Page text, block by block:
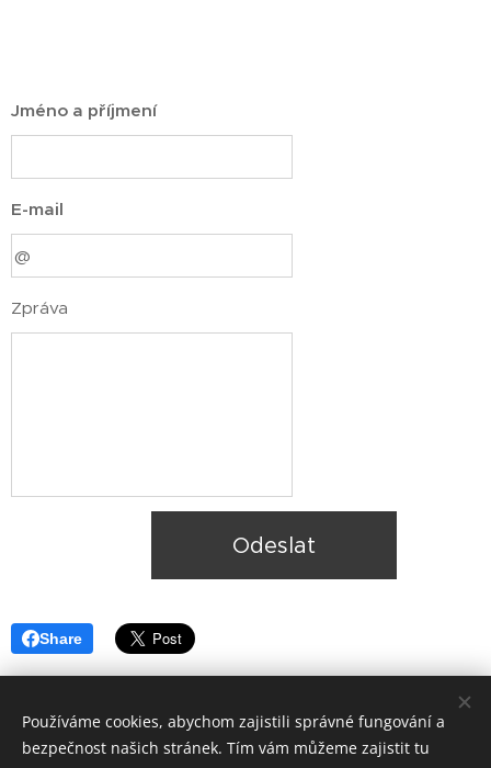
Jméno a příjmení
E-mail
Zpráva
Odeslat
Share
Používáme cookies, abychom zajistili správné fungování a
bezpečnost našich stránek. Tím vám můžeme zajistit tu